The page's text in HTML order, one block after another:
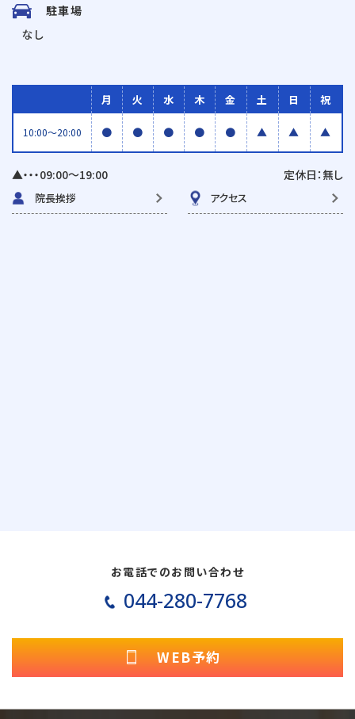
駐車場
なし
月 火 水 木 金 土 日 祝
10:00〜20:00 ● ● ● ● ● ▲ ▲ ▲
▲・・・09:00〜19:00 定休日：無し
院長挨拶 アクセス
お電話でのお問い合わせ
044-280-7768
WEB予約